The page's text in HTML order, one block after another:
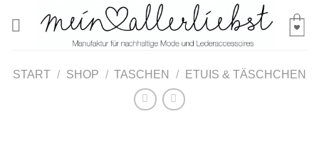
START / SHOP / TASCHEN / ETUIS & TÄSCHCHEN